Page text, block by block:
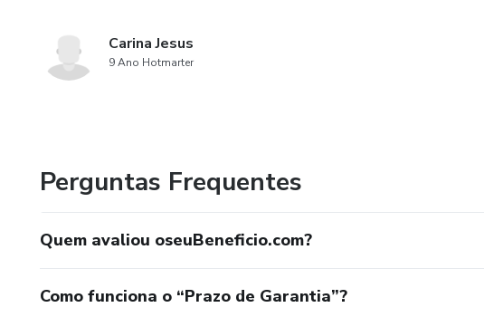
Carina Jesus
9 Ano Hotmarter
Perguntas Frequentes
Quem avaliou oseuBeneficio.com?
Como funciona o “Prazo de Garantia”?